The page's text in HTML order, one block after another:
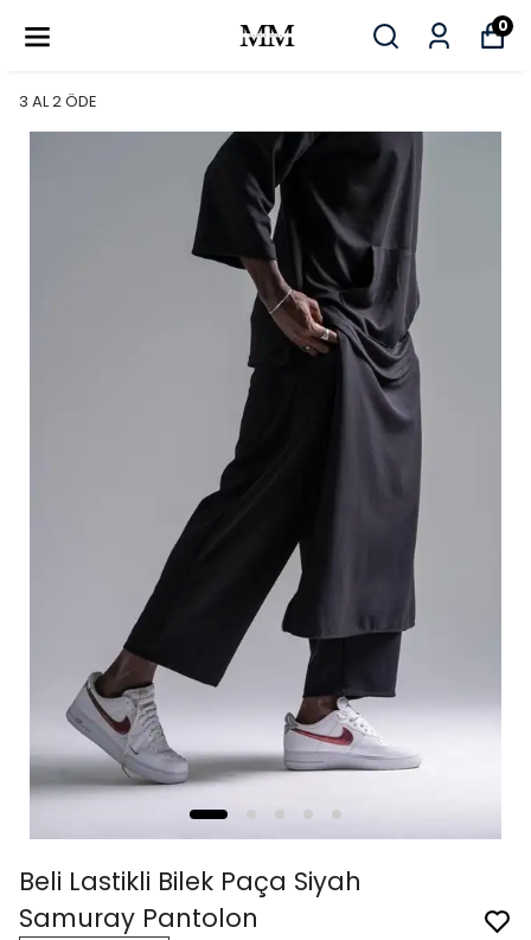
0
3 AL 2 ÖDE
Beli Lastikli Bilek Paça Siyah
Samuray Pantolon